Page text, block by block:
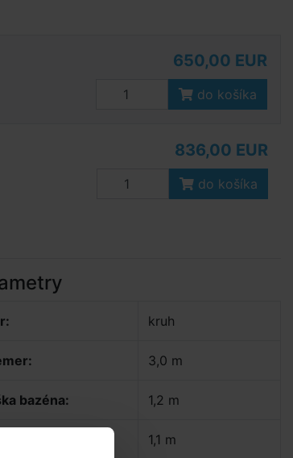
650,00 EUR
do košíka
836,00 EUR
do košíka
kruh
3,0 m
bazéna: 1,2 m
1,1 m